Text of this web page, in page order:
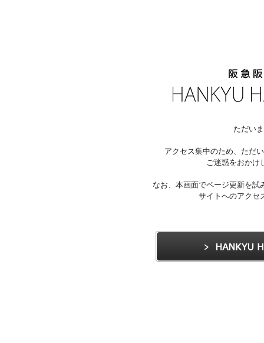
ただい
アクセス集中のため、ただ
ご迷惑をおかけ
なお、本画面でページ更新を
サイトへのアクセ